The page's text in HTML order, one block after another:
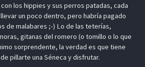
los hippies y sus perros patadas, cada
un poco dentro, pero habría pagado
de malabares ;-) Lo de las teterías,
gitanas del romero (o tomillo o lo que
sorprendente, la verdad es que tiene
pillarte una Séneca y disfrutar.